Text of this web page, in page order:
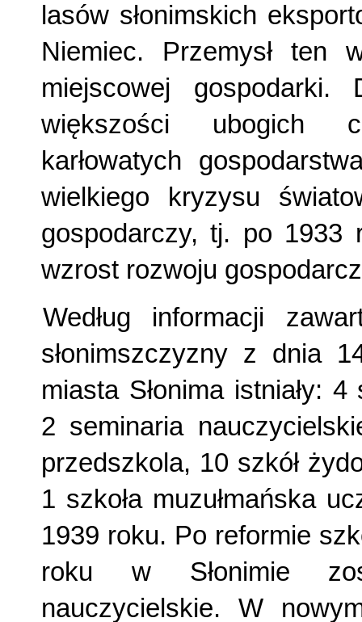
lasów słonimskich
Niemiec. Przemysł ten
miejscowej gospodarki.
większości ubogich
karłowatych
wielkiego kryzysu
gospodarczy, tj. po 1933
wzrost rozwoju
Według informacji
słonimszczyzny z dnia
miasta Słonima istniały:
2 seminaria
przedszkola, 10 szkół
1 szkoła muzułmańska
1939 roku. Po reformie
roku w Słonimie
nauczycielskie. W